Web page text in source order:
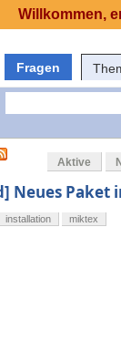
Fragen
Aktive
Neues Paket
installation miktex
Willkommen,